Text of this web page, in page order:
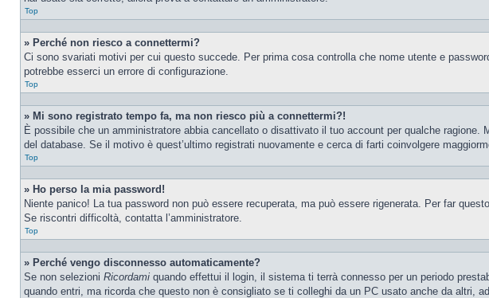
Top
» Perché non riesco a connettermi?
Ci sono svariati motivi per cui questo succede. Per prima cosa controlla che nome utente e
potrebbe esserci un errore di configurazione.
Top
» Mi sono registrato tempo fa, ma non riesco più a connettermi?!
È possibile che un amministratore abbia cancellato o disattivato il tuo account per qualche
del database. Se il motivo è quest’ultimo registrati nuovamente e cerca di farti coinvolgere
Top
» Ho perso la mia password!
Niente panico! La tua password non può essere recuperata, ma può essere rigenerata. Per far
Se riscontri difficoltà, contatta l’amministratore.
Top
» Perché vengo disconnesso automaticamente?
Se non selezioni Ricordami quando effettui il login, il sistema ti terrà connesso per un periodo
quando entri, ma ricorda che questo non è consigliato se ti colleghi da un PC usato anche da